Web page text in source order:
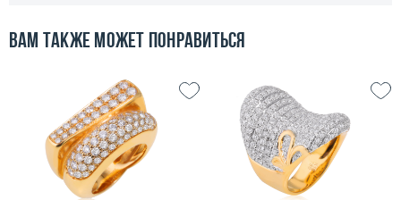
Вам также может понравиться